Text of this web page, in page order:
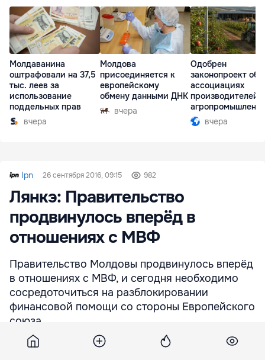
Молдаванина
оштрафовали на 37,5
тыс. леев за
использование
поддельных прав
вчера
Молдова
присоединяется к
европейскому
обмену данными ДНК
вчера
Одобрен
законопроект об
ассоциациях
производителей в
комплексе
вчера
Ipn 26 сентября 2016, 09:15 982
Лянкэ: Правительство
продвинулось вперёд в
отношениях с МВФ
Правительство Молдовы продвинулось вперёд
в отношениях с МВФ, и сегодня необходимо
сосредоточиться на разблокировании
финансовой помощи со стороны Европейского
союза.